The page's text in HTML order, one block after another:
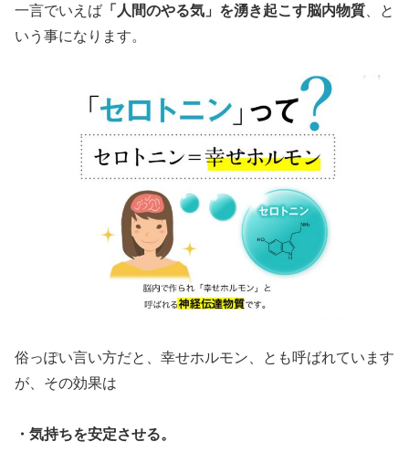
一言でいえば 「人間のやる気」を湧き起こす脳内物質 、と
いう事になります。
俗っぽい言い方だと、幸せホルモン、とも呼ばれています
が、その効果は
・気持ちを安定させる。